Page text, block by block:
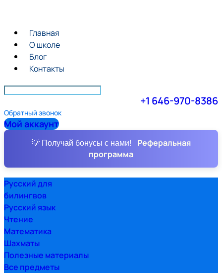
Главная
О школе
Блог
Контакты
+1 646-970-8386
Обратный звонок
Мой аккаунт
💡 Получай бонусы с нами!
Реферальная
программа
Русский для
билингвов
Русский язык
Чтение
Математика
Шахматы
Полезные материалы
Все предметы